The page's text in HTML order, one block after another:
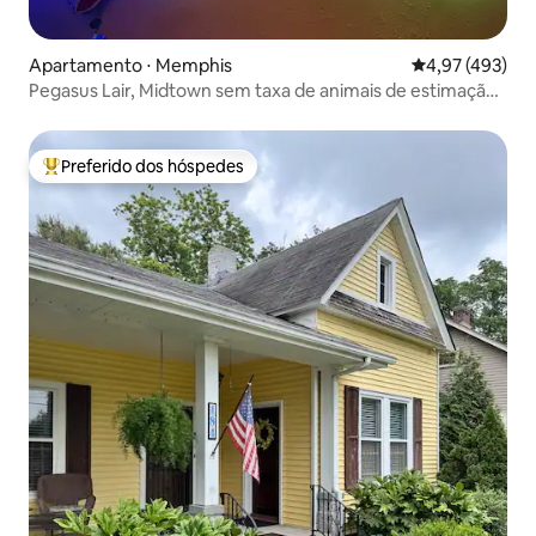
Apartamento ⋅ Memphis 4,97 de uma
4,97 (493)
Pegasus Lair, Midtown sem taxa de animais de estimação,
Entre os melhores preferidos dos hóspedes
Preferido dos hóspedes